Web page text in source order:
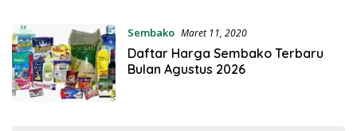
Sembako Maret 11, 2020
Daftar Harga Sembako Terbaru
Bulan Agustus 2026